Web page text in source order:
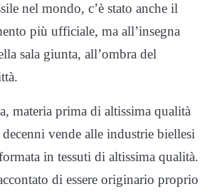
nel mondo, c’è stato anche il
più ufficiale, ma all’insegna
sala giunta, all’ombra del
materia prima di altissima qualità
vende alle industrie biellesi
in tessuti di altissima qualità.
di essere originario proprio